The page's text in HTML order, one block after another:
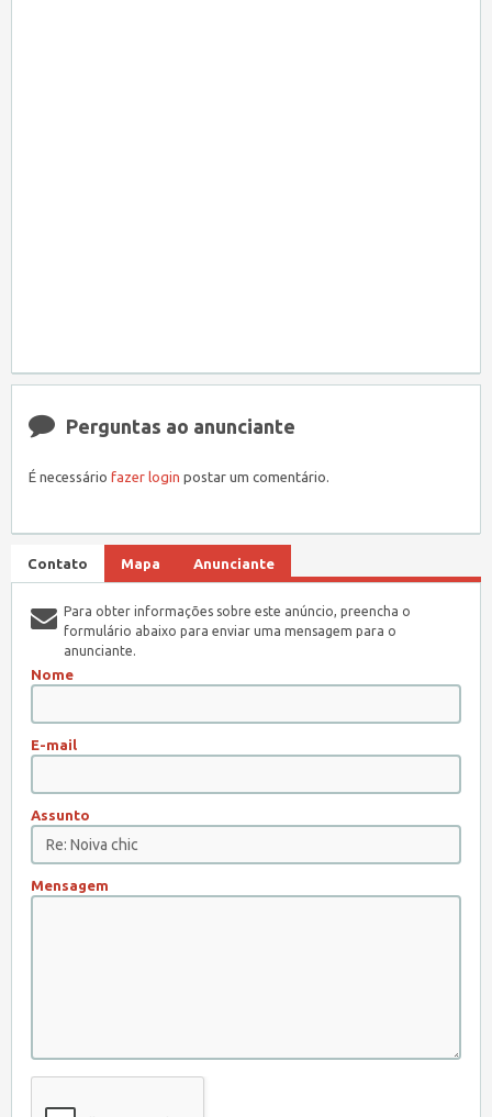
Perguntas ao anunciante
É necessário fazer login postar um comentário.
Contato Mapa Anunciante
Para obter informações sobre este anúncio, preencha o
formulário abaixo para enviar uma mensagem para o
anunciante.
Nome
E-mail
Assunto
Mensagem